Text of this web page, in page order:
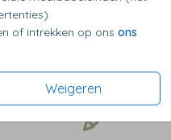
of intrekken op ons ons
Weigeren